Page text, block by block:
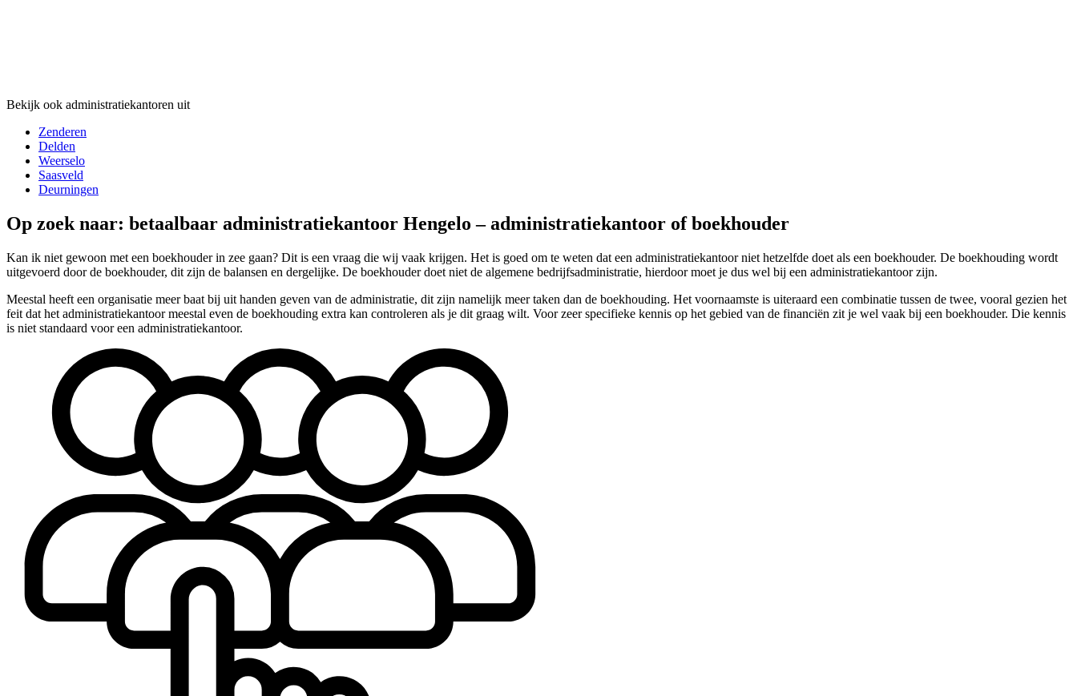
Bekijk ook administratiekantoren uit
Zenderen
Delden
Weerselo
Saasveld
Deurningen
Op zoek naar: betaalbaar administratiekantoor Hengelo – administratiekantoor of boekhouder
Kan ik niet gewoon met een boekhouder in zee gaan? Dit is een vraag die wij vaak krijgen. Het is goed om te weten dat een administratiekantoor niet hetzelfde doet als een boekhouder. De boekhouding wordt
uitgevoerd door de boekhouder, dit zijn de balansen en dergelijke. De boekhouder doet niet de algemene bedrijfsadministratie, hierdoor moet je dus wel bij een administratiekantoor zijn.
Meestal heeft een organisatie meer baat bij uit handen geven van de administratie, dit zijn namelijk meer taken dan de boekhouding. Het voornaamste is uiteraard een combinatie tussen de twee, vooral gezien het
feit dat het administratiekantoor meestal even de boekhouding extra kan controleren als je dit graag wilt. Voor zeer specifieke kennis op het gebied van de financiën zit je wel vaak bij een boekhouder. Die kennis
is niet standaard voor een administratiekantoor.